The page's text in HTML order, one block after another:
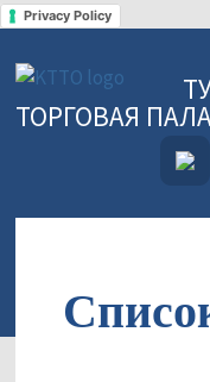
Privacy Policy
ТОРГОВАЯ